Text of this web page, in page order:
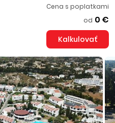
Cena s poplatkami
od 0 €
Kalkulovať